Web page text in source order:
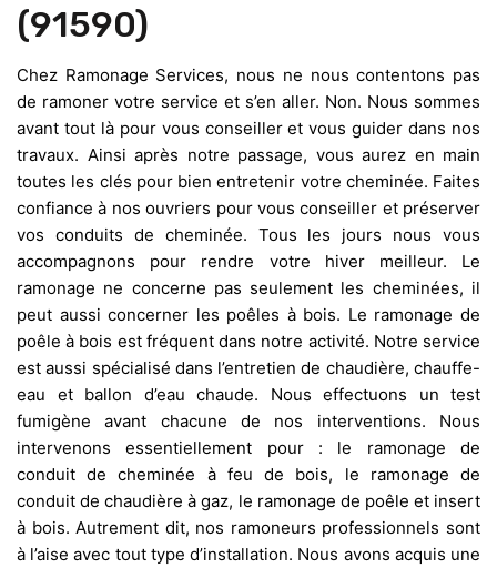
(91590)
Chez Ramonage Services, nous ne nous contentons pas
de ramoner votre service et s’en aller. Non. Nous sommes
avant tout là pour vous conseiller et vous guider dans nos
travaux. Ainsi après notre passage, vous aurez en main
toutes les clés pour bien entretenir votre cheminée. Faites
confiance à nos ouvriers pour vous conseiller et préserver
vos conduits de cheminée. Tous les jours nous vous
accompagnons pour rendre votre hiver meilleur. Le
ramonage ne concerne pas seulement les cheminées, il
peut aussi concerner les poêles à bois. Le ramonage de
poêle à bois est fréquent dans notre activité. Notre service
est aussi spécialisé dans l’entretien de chaudière, chauffe-
eau et ballon d’eau chaude. Nous effectuons un test
fumigène avant chacune de nos interventions. Nous
intervenons essentiellement pour : le ramonage de
conduit de cheminée à feu de bois, le ramonage de
conduit de chaudière à gaz, le ramonage de poêle et insert
à bois. Autrement dit, nos ramoneurs professionnels sont
à l’aise avec tout type d’installation. Nous avons acquis une